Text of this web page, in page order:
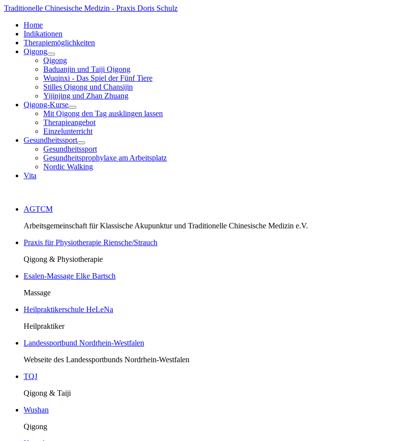
Traditionelle Chinesische Medizin - Praxis Doris Schulz
Home
Indikationen
Therapiemöglichkeiten
Qigong
Qigong
Baduanjin und Taiji Qigong
Wuqinxi - Das Spiel der Fünf Tiere
Stilles Qigong und Chansijin
Yijinjing und Zhan Zhuang
Qigong-Kurse
Mit Qigong den Tag ausklingen lassen
Therapieangebot
Einzelunterricht
Gesundheitssport
Gesundheitssport
Gesundheitsprophylaxe am Arbeitsplatz
Nordic Walking
Vita
AGTCM
Arbeitsgemeinschaft für Klassische Akupunktur und Traditionelle Chinesische Medizin e.V.
Praxis für Physiotherapie Riensche/Strauch
Qigong & Physiotherapie
Esalen-Massage Elke Bartsch
Massage
Heilpraktikerschule HeLeNa
Heilpraktiker
Landessportbund Nordrhein-Westfalen
Webseite des Landessportbunds Nordrhein-Westfalen
TQJ
Qigong & Taiji
Wushan
Qigong